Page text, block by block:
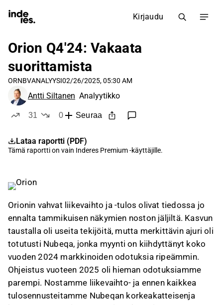
Kirjaudu
Orion Q4'24: Vakaata
suorittamista
ORNBVANALYYSI02/26/2025, 05:30 AM
Antti Siltanen Analyytikko
31
0
Seuraa
Lataa raportti (PDF)
Tämä raportti on vain Inderes Premium-käyttäjille.
Orionin vahvat liikevaihto ja -tulos olivat tiedossa jo
ennalta tammikuisen näkymien noston jäljiltä. Kasvun
taustalla oli useita tekijöitä, mutta merkittävin ajuri oli
totutusti Nubeqa, jonka myynti on kiihdyttänyt koko
vuoden 2024 markkinoiden odotuksia ripeämmin.
Ohjeistus vuoteen 2025 oli hieman odotuksiamme
parempi. Nostamme liikevaihto- ja ennen kaikkea
tulosennusteitamme Nubeqan korkeakatteisenja